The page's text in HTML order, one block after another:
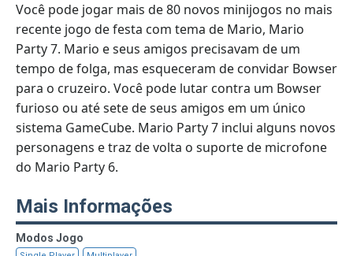
Você pode jogar mais de 80 novos minijogos no mais
recente jogo de festa com tema de Mario, Mario
Party 7. Mario e seus amigos precisavam de um
tempo de folga, mas esqueceram de convidar Bowser
para o cruzeiro. Você pode lutar contra um Bowser
furioso ou até sete de seus amigos em um único
sistema GameCube. Mario Party 7 inclui alguns novos
personagens e traz de volta o suporte de microfone
do Mario Party 6.
Mais Informações
Modos Jogo